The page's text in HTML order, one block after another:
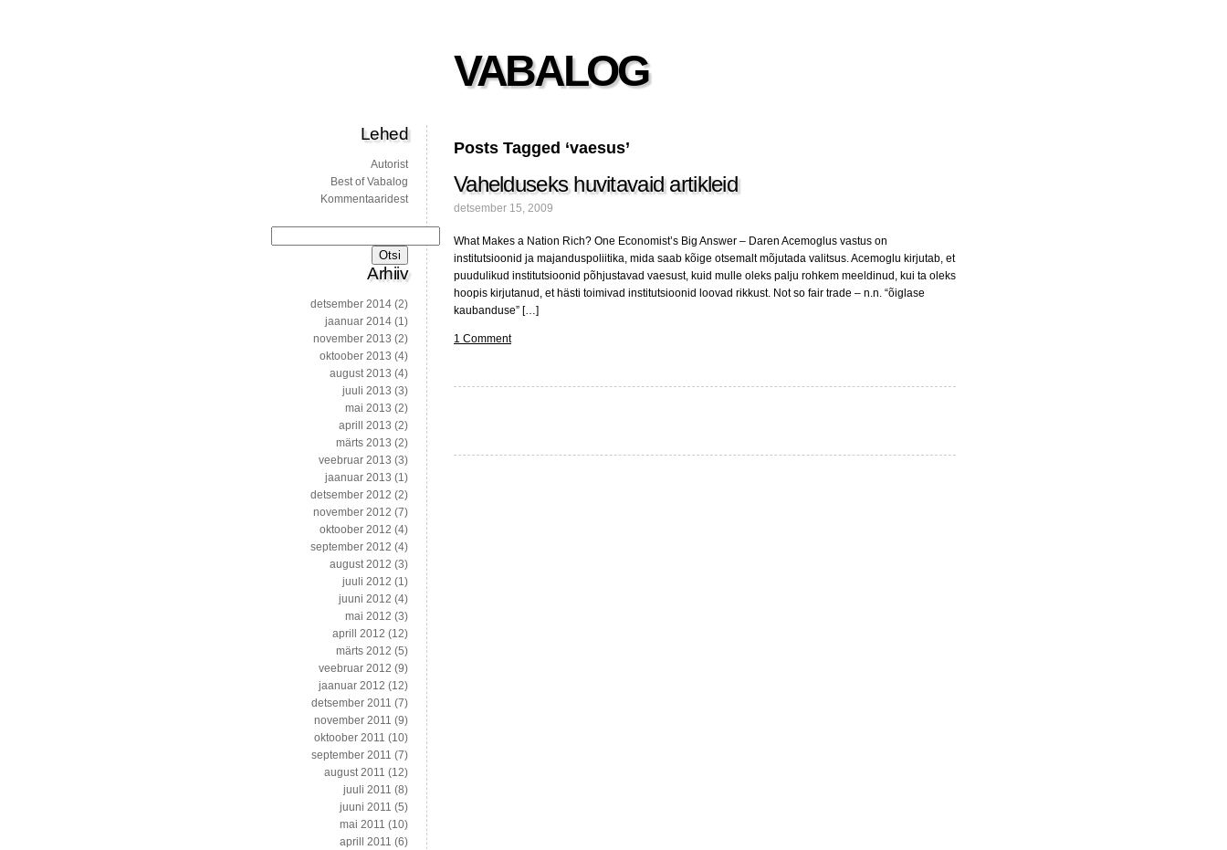
VABALOG
Posts Tagged ‘vaesus’
Vahelduseks huvitavaid artikleid
detsember 15, 2009
What Makes a Nation Rich? One Economist’s Big Answer – Daren Acemoglus vastus on
institutsioonid ja majanduspoliitika, mida saab kõige otsemalt mõjutada valitsus. Acemoglu kirjutab, et
puudulikud institutsioonid põhjustavad vaesust, kuid mulle oleks palju rohkem meeldinud, kui ta oleks
hoopis kirjutanud, et hästi toimivad institutsioonid loovad rikkust. Not so fair trade – n.n. “õiglase
kaubanduse” […]
1 Comment
Lehed
Autorist
Best of Vabalog
Kommentaaridest
Arhiiv
detsember 2014 (2)
jaanuar 2014 (1)
november 2013 (2)
oktoober 2013 (4)
august 2013 (4)
juuli 2013 (3)
mai 2013 (2)
aprill 2013 (2)
märts 2013 (2)
veebruar 2013 (3)
jaanuar 2013 (1)
detsember 2012 (2)
november 2012 (7)
oktoober 2012 (4)
september 2012 (4)
august 2012 (3)
juuli 2012 (1)
juuni 2012 (4)
mai 2012 (3)
aprill 2012 (12)
märts 2012 (5)
veebruar 2012 (9)
jaanuar 2012 (12)
detsember 2011 (7)
november 2011 (9)
oktoober 2011 (10)
september 2011 (7)
august 2011 (12)
juuli 2011 (8)
juuni 2011 (5)
mai 2011 (10)
aprill 2011 (6)